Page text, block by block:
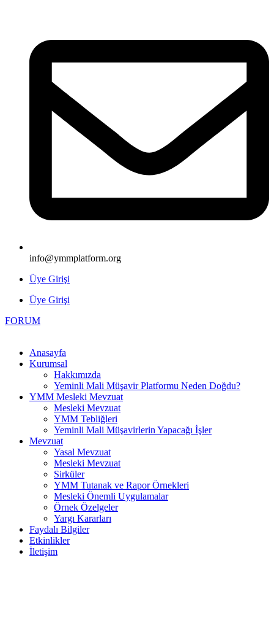
info@ymmplatform.org
Üye Girişi
Üye Girişi
FORUM
Anasayfa
Kurumsal
Hakkımızda
Yeminli Mali Müşavir Platformu Neden Doğdu?
YMM Mesleki Mevzuat
Mesleki Mevzuat
YMM Tebliğleri
Yeminli Mali Müşavirlerin Yapacağı İşler
Mevzuat
Yasal Mevzuat
Mesleki Mevzuat
Sirküler
YMM Tutanak ve Rapor Örnekleri
Mesleki Önemli Uygulamalar
Örnek Özelgeler
Yargı Kararları
Faydalı Bilgiler
Etkinlikler
İletişim